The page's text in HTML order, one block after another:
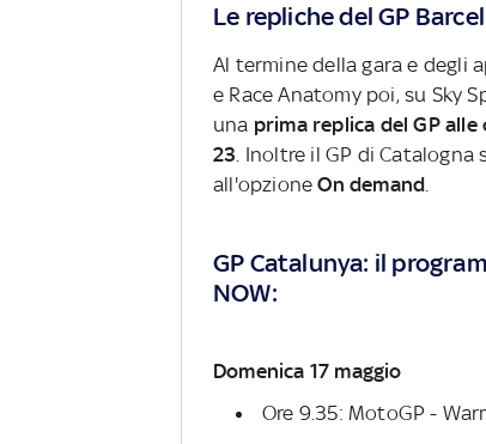
Le repliche del GP
Al termine della gara e degli
e Race Anatomy poi, su Sky
una prima replica del GP alle
23. Inoltre il GP di
all'opzioneOn demand.
GP Catalunya: il
NOW:
Domenica 17 maggio
Ore 9.35: MotoGP -